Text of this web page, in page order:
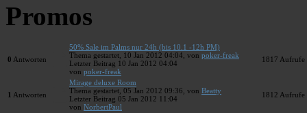
Promos
0 Antworten
50% Sale im Palms nur 24h (bis 10.1 -12h PM)
Thema gestartet, 10 Jan 2012 04:04, von poker-freak
Letzter Beitrag 10 Jan 2012 04:04
von poker-freak
1817 Aufrufe
1 Antworten
Mirage deluxe Room
Thema gestartet, 05 Jan 2012 09:36, von Beatty
Letzter Beitrag 05 Jan 2012 11:04
von NorbertPaul
1812 Aufrufe